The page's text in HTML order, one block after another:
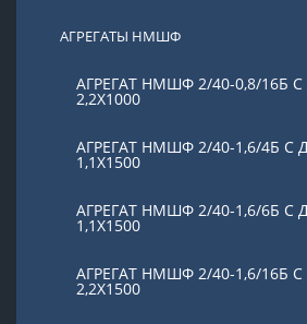
АГРЕГАТЫ НМШФ
АГРЕГАТ НМШФ 2/40-0,8/16Б
2,2Х1000
АГРЕГАТ НМШФ 2/40-1,6/4Б С
1,1Х1500
АГРЕГАТ НМШФ 2/40-1,6/6Б С
1,1Х1500
АГРЕГАТ НМШФ 2/40-1,6/16Б
2,2Х1500